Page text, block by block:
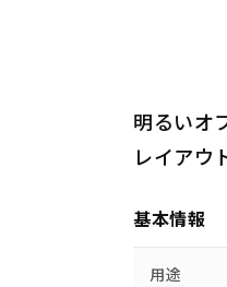
明るいオ
レイアウ
基本情報
用途